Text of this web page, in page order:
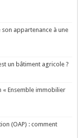
appartenance à une
un bâtiment agricole ?
« Ensemble immobilier
(OAP) : comment